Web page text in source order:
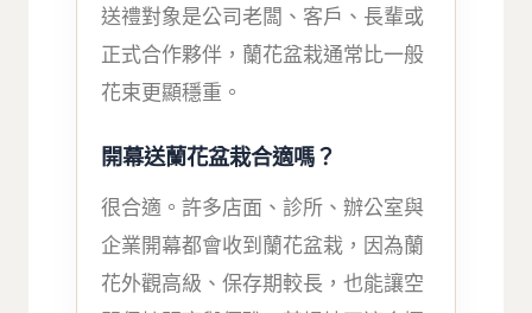
送禮對象是公司老闆、客戶、長輩或
正式合作夥伴，蘭花盆栽通常比一般
花束更顯穩重。
開幕送蘭花盆栽合適嗎？
很合適。許多店面、診所、辦公室與
企業開幕都會收到蘭花盆栽，因為蘭
花外觀高級、保存期較長，也能讓空